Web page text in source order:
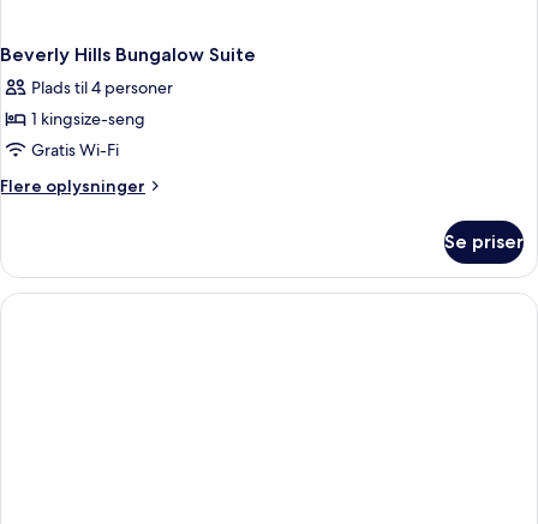
Beverly Hills Bungalow Suite
Plads til 4 personer
1 kingsize-seng
Gratis Wi-Fi
Flere oplysninger
Flere
Hills
Bungalow
Suite
Se priser